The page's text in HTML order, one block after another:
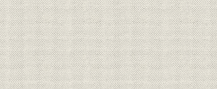
第一節 戦後復興に向けて
1. 戦後の混乱と生産の再開
終戦直後の占領政策と社会の混乱
2. 当社の再建と躍進
工場の復旧に着手